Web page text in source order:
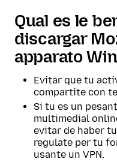
Qual es le
discargar
apparato
Evitar que tu
compartite con
Si tu es un
multimedial
evitar de haber
regulate per tu
usante un VPN.